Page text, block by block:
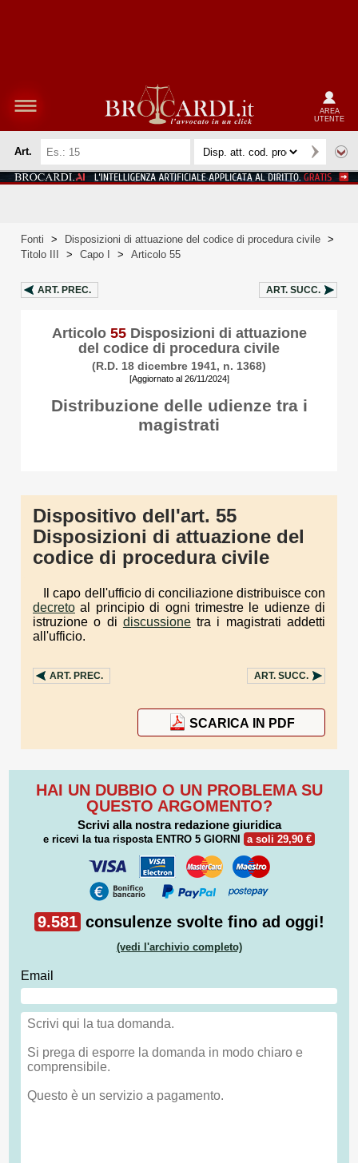
AREA
UTENTE
Art.
Fonti > Disposizioni di attuazione del codice di procedura civile >
Titolo III
> Capo I > Articolo 55
ART. PREC. ART. SUCC.
Articolo 55Disposizioni di attuazione
del codice di procedura civile
(R.D. 18 dicembre 1941, n. 1368)
[Aggiornato al 26/11/2024]
Distribuzione delle udienze tra i
magistrati
Dispositivo dell'art. 55
Disposizioni di attuazione del
codice di procedura civile
Il capo dell'ufficio di conciliazione distribuisce con
decreto al principio di ogni trimestre le udienze di
istruzione o di discussionetra i magistrati addetti
all'ufficio.
ART. PREC. ART. SUCC.
SCARICA IN PDF
HAI UN DUBBIO O UN PROBLEMA SU
QUESTO ARGOMENTO?
Scrivi alla nostra redazione giuridica
e ricevi la tua risposta ENTRO 5 GIORNI a soli 29,90 €
9.581 consulenze svolte fino ad oggi!
(vedi l'archivio completo)
Email